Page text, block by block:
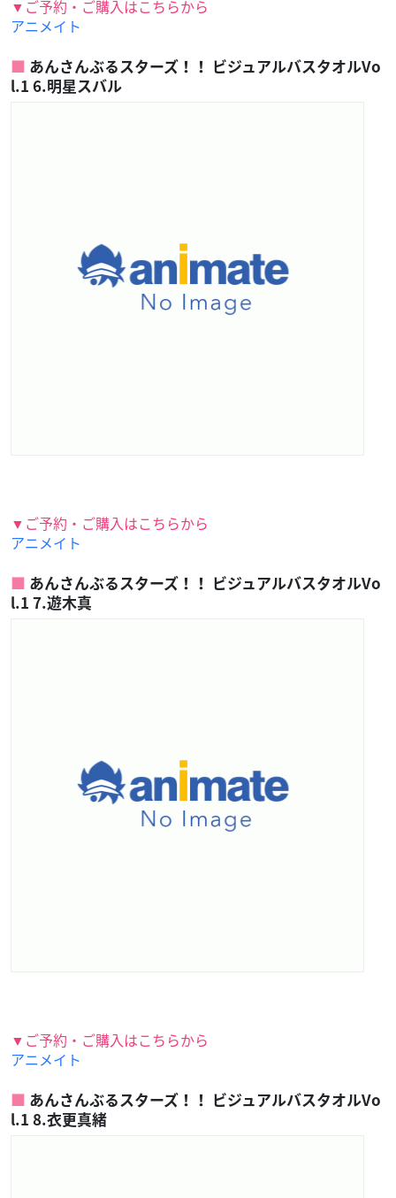
▼ご予約・ご購入はこちらから
アニメイト
あんさんぶるスターズ！！ ビジュアルバスタオルVo
l.1 6.明星スバル
▼ご予約・ご購入はこちらから
アニメイト
あんさんぶるスターズ！！ ビジュアルバスタオルVo
l.1 7.遊木真
▼ご予約・ご購入はこちらから
アニメイト
あんさんぶるスターズ！！ ビジュアルバスタオルVo
l.1 8.衣更真緒